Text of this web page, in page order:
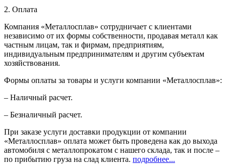
2. Оплата
Компания «Металлосплав» сотрудничает с клиентами
независимо от их формы собственности, продавая металл как
частным лицам, так и фирмам, предприятиям,
индивидуальным предпринимателям и другим субъектам
хозяйствования.
Формы оплаты за товары и услуги компании «Металлосплав»:
– Наличный расчет.
– Безналичный расчет.
При заказе услуги доставки продукции от компании
«Металлосплав» оплата может быть проведена как до выхода
автомобиля с металлопрокатом с нашего склада, так и после –
по прибытию груза на слад клиента. подробнее...